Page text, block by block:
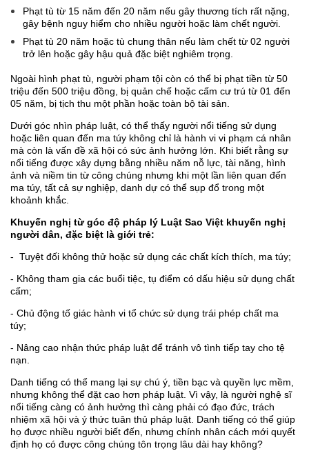
Phạt tù từ 15 năm đến 20 năm nếu gây thương tích rất nặng,
gây bệnh nguy hiểm cho nhiều người hoặc làm chết người.
Phạt tù 20 năm hoặc tù chung thân nếu làm chết từ 02 người
trở lên hoặc gây hậu quả đặc biệt nghiêm trọng.
Ngoài hình phạt tù, người phạm tội còn có thể bị phạt tiền từ 50
triệu đến 500 triệu đồng, bị quản chế hoặc cấm cư trú từ 01 đến
05 năm, bị tịch thu một phần hoặc toàn bộ tài sản.
Dưới góc nhìn pháp luật, có thể thấy người nổi tiếng sử dụng
hoặc liên quan đến ma túy không chỉ là hành vi vi phạm cá nhân
mà còn là vấn đề xã hội có sức ảnh hưởng lớn. Khi biết rằng sự
nổi tiếng được xây dựng bằng nhiều năm nỗ lực, tài năng, hình
ảnh và niềm tin từ công chúng nhưng khi một lần liên quan đến
ma túy, tất cả sự nghiệp, danh dự có thể sụp đổ trong một
khoảnh khắc.
Khuyến nghị từ góc độ pháp lý Luật Sao Việt khuyến nghị
người dân, đặc biệt là giới trẻ:
- Tuyệt đối không thử hoặc sử dụng các chất kích thích, ma túy;
- Không tham gia các buổi tiệc, tụ điểm có dấu hiệu sử dụng chất
cấm;
- Chủ động tố giác hành vi tổ chức sử dụng trái phép chất ma
túy;
- Nâng cao nhận thức pháp luật để tránh vô tình tiếp tay cho tệ
nạn.
Danh tiếng có thể mang lại sự chú ý, tiền bạc và quyền lực mềm,
nhưng không thể đặt cao hơn pháp luật. Vì vậy, là người nghệ sĩ
nổi tiếng càng có ảnh hưởng thì càng phải có đạo đức, trách
nhiệm xã hội và ý thức tuân thủ pháp luật. Danh tiếng có thể giúp
họ được nhiều người biết đến, nhưng chính nhân cách mới quyết
định họ có được công chúng tôn trọng lâu dài hay không?